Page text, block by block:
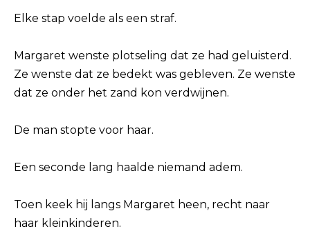
Elke stap voelde als een straf.
Margaret wenste plotseling dat ze had geluisterd.
Ze wenste dat ze bedekt was gebleven. Ze wenste
dat ze onder het zand kon verdwijnen.
De man stopte voor haar.
Een seconde lang haalde niemand adem.
Toen keek hij langs Margaret heen, recht naar
haar kleinkinderen.